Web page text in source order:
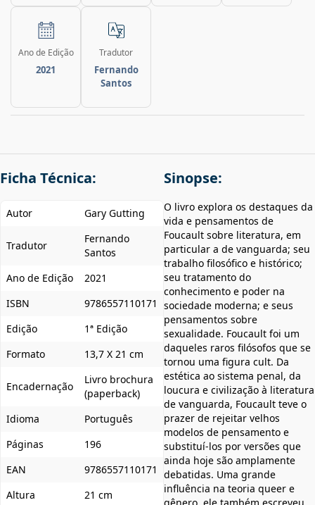
Ano de Edição
2021
Tradutor
Fernando
Santos
Ficha Técnica:
Autor Gary Gutting
Tradutor
Fernando
Santos
Ano de Edição
2021
ISBN
9786557110171
Edição
1ª Edição
Formato
13,7 X 21 cm
Encadernação
Livro brochura
(paperback)
Idioma
Português
Páginas
196
EAN
9786557110171
Altura
21 cm
Sinopse:
O livro explora os destaques da
vida e pensamentos de
Foucault sobre literatura, em
particular a de vanguarda; seu
trabalho filosófico e histórico;
seu tratamento do
conhecimento e poder na
sociedade moderna; e seus
pensamentos sobre
sexualidade. Foucault foi um
daqueles raros filósofos que se
tornou uma figura cult. Da
estética ao sistema penal, da
loucura e civilização à literatura
de vanguarda, Foucault teve o
prazer de rejeitar velhos
modelos de pensamento e
substituí-los por versões que
ainda hoje são amplamente
debatidas. Uma grande
influência na teoria queer e